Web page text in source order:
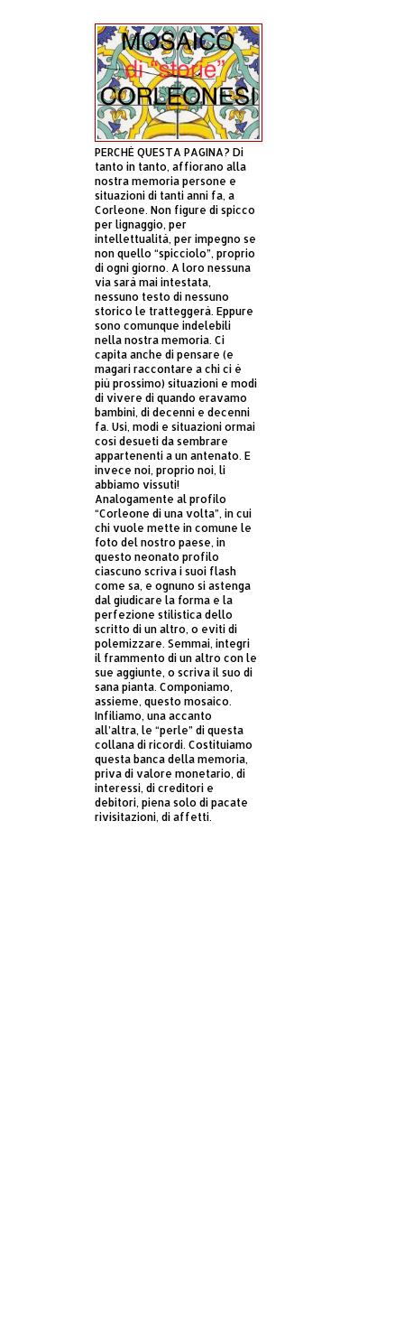
PERCHÈ QUESTA PAGINA? Di
tanto in tanto, affiorano alla
nostra memoria persone e
situazioni di tanti anni fa, a
Corleone. Non figure di spicco
per lignaggio, per
intellettualità, per impegno se
non quello “spicciolo”, proprio
di ogni giorno. A loro nessuna
via sarà mai intestata,
nessuno testo di nessuno
storico le tratteggerà. Eppure
sono comunque indelebili
nella nostra memoria. Ci
capita anche di pensare (e
magari raccontare a chi ci è
più prossimo) situazioni e modi
di vivere di quando eravamo
bambini, di decenni e decenni
fa. Usi, modi e situazioni ormai
così desueti da sembrare
appartenenti a un antenato. E
invece noi, proprio noi, li
abbiamo vissuti!
Analogamente al profilo
“Corleone di una volta”, in cui
chi vuole mette in comune le
foto del nostro paese, in
questo neonato profilo
ciascuno scriva i suoi flash
come sa, e ognuno si astenga
dal giudicare la forma e la
perfezione stilistica dello
scritto di un altro, o eviti di
polemizzare. Semmai, integri
il frammento di un altro con le
sue aggiunte, o scriva il suo di
sana pianta. Componiamo,
assieme, questo mosaico.
Infiliamo, una accanto
all’altra, le “perle” di questa
collana di ricordi. Costituiamo
questa banca della memoria,
priva di valore monetario, di
interessi, di creditori e
debitori, piena solo di pacate
rivisitazioni, di affetti.